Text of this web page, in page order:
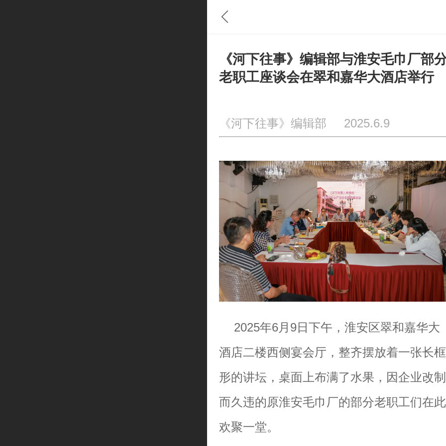
《河下往事》编辑部与淮安毛巾厂部
老职工座谈会在翠和嘉华大酒店举行
《河下往事》编辑部 2025.6.9
2025年6月9日下午，淮安区翠和嘉华大
酒店二楼西侧宴会厅，整齐摆放着一张长框
形的讲坛，桌面上布满了水果，因企业改制
而久违的原淮安毛巾厂的部分老职工们在此
欢聚一堂。